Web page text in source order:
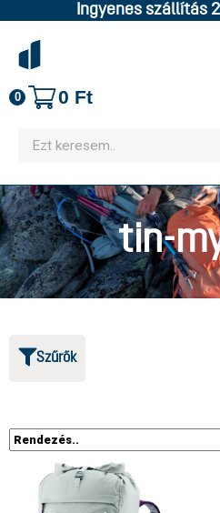
Ingyenes szállítás
0 0 Ft
tin-
Szűrők